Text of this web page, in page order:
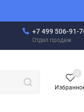
+7 499 506-91-
Отдел продаж
0